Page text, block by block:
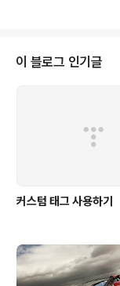
금 안습 ^^;; 기존에 썼던
gram?/News] - 파리 날
하는 것마다 일회성 이벤
관심을 별로 못 받는 듯
자로서 선두주자를 따라
이 블로그 인기글
커스텀 태그 사용하기